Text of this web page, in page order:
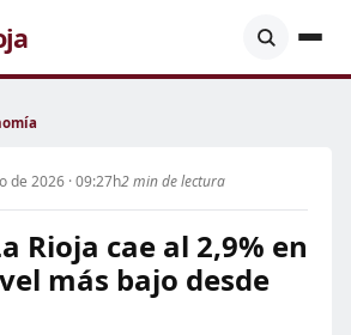
de 2026 · 09:27h2 min de lectura
Rioja cae al 2,9% en
más bajo desde